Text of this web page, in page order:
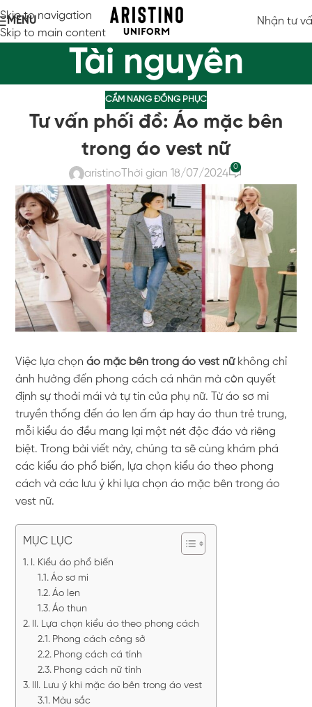
Skip to navigation
Skip to main content
MENU Nhận tư
Tài nguyên
CẨM NANG ĐỒNG PHỤC
Tư vấn phối đồ: Áo mặc bên
trong áo vest nữ
aristino Thời gian 18/07/2024
0
Việc lựa chọnáo mặc bên trong áo vest nữkhông chỉ
ảnh hưởng đến phong cách cá nhân mà còn quyết
định sự thoải mái và tự tin của phụ nữ. Từ áo sơ mi
truyền thống đến áo len ấm áp hay áo thun trẻ trung,
mỗi kiểu áo đều mang lại một nét độc đáo và riêng
biệt. Trong bài viết này, chúng ta sẽ cùng khám phá
các kiểu áo phổ biến, lựa chọn kiểu áo theo phong
cách và các lưu ý khi lựa chọn áo mặc bên trong áo
vest nữ.
MỤC LỤC
I. Kiểu áo phổ biến
Áo sơ mi
Áo len
Áo thun
II. Lựa chọn kiểu áo theo phong cách
Phong cách công sở
Phong cách cá tính
Phong cách nữ tính
III. Lưu ý khi mặc áo bên trong áo vest
Màu sắc